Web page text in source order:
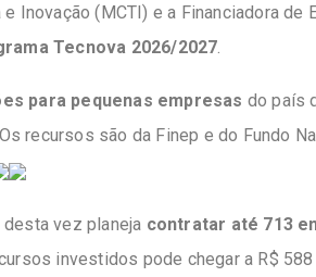
Inovação (MCTI) e a Financiadora de
Tecnova 2026/2027
para pequenas empresas do país
recursos são da Finep e do Fundo
desta vez planeja contratar até 713
investidos pode chegar a R$